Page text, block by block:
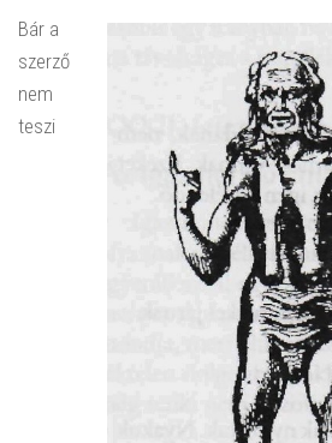
Bár a
szerző
nem
teszi